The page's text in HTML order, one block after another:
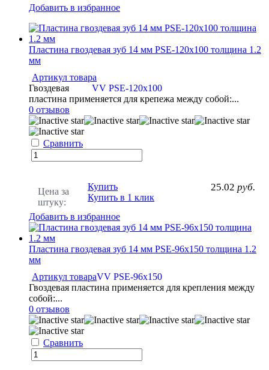
Добавить в избранное
Пластина гвоздевая зуб 14 мм PSE-120x100 толщина 1.2
мм
Артикул товара
VV PSE-120x100
Гвоздевая
пластина применяется для крепежа между собой:...
0 отзывов
Сравнить
Цена за
штуку:
25.02 руб.
Купить
Купить в 1 клик
Добавить в избранное
Пластина гвоздевая зуб 14 мм PSE-96x150 толщина 1.2
мм
Артикул товараVV PSE-96x150
Гвоздевая пластина применяется для крепления между
собой:...
0 отзывов
Сравнить